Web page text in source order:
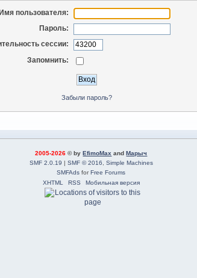
пользователя:
Пароль:
сессии:
Запомнить:
Забыли пароль?
2005-2026 © byEfimoMax andМарыч
SMF 2.0.19 | SMF © 2016
Simple Machines
SMFAds forFree Forums
XHTML
RSS Мобильная версия